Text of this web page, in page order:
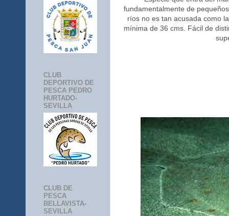
fundamentalmente de
ríos no es tan acusada como
mínima de 36 cms. Fácil de
CLUB
DEPORTIVO DE
PESCA PEDRO
HURTADO-
SEVILLA
CLUB DE
PESCA
BELLAVISTA-
SEVILLA